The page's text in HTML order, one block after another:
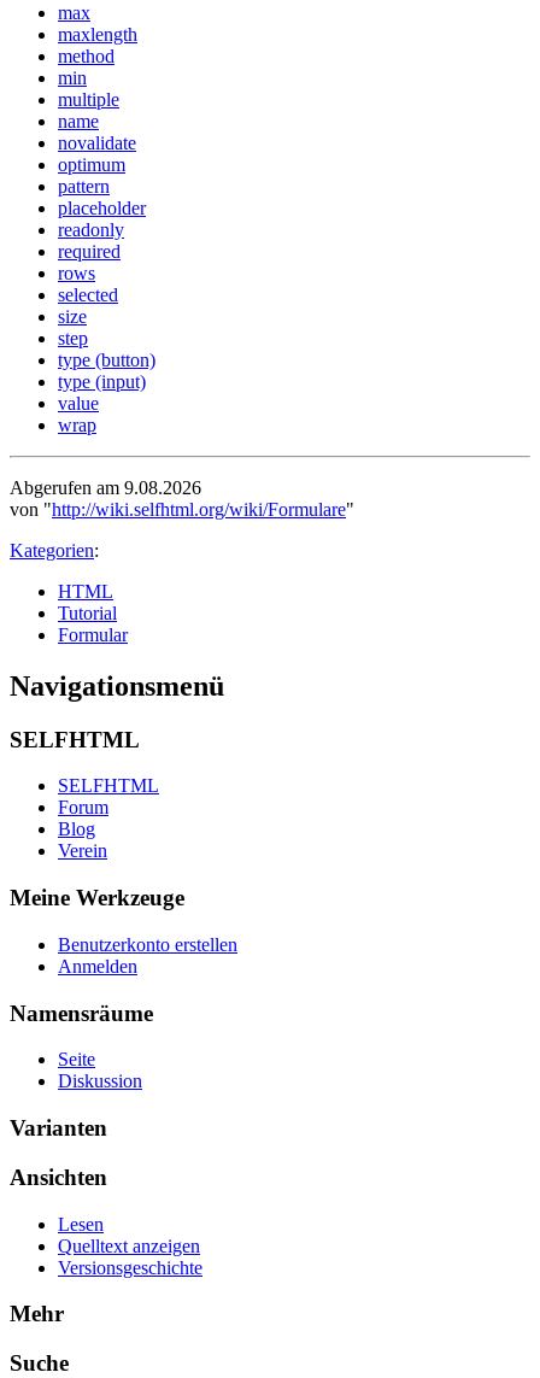
max
maxlength
method
min
multiple
name
novalidate
optimum
pattern
placeholder
readonly
required
rows
selected
size
step
type (button)
type (input)
value
wrap
Abgerufen am 9.08.2026
von "http://wiki.selfhtml.org/wiki/Formulare"
Kategorien:
HTML
Tutorial
Formular
Navigationsmenü
SELFHTML
SELFHTML
Forum
Blog
Verein
Meine Werkzeuge
Benutzerkonto erstellen
Anmelden
Namensräume
Seite
Diskussion
Varianten
Ansichten
Lesen
Quelltext anzeigen
Versionsgeschichte
Mehr
Suche